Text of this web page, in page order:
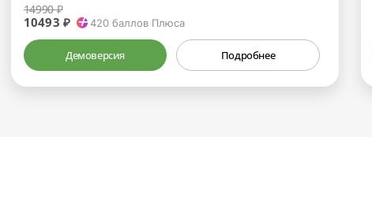
14990 ₽
10493 ₽ 420 баллов Плюса
Демоверсия Подробнее